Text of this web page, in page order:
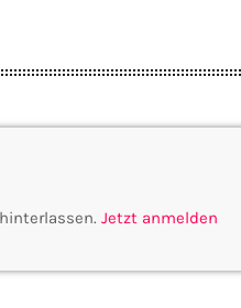
Jetzt anmelden